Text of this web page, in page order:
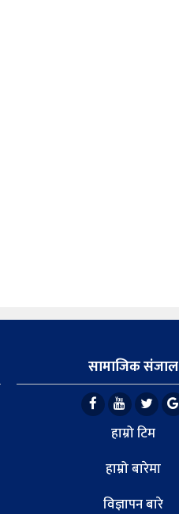
सामाजिक संजाल
हाम्रो टिम
हाम्रो बारेमा
विज्ञापन बारे